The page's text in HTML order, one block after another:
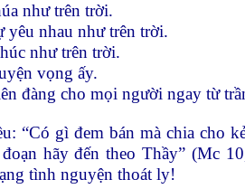
như trên trời.
nhau như trên trời.
như trên trời.
vọng ấy.
đàng cho mọi người ngay từ
“Có gì đem bán mà chia cho
hãy đến theo Thầy” (Mc
tình nguyện thoát ly!